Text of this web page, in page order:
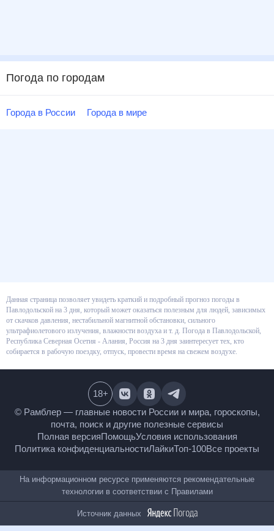
Погода по городам
Города в России Города в мире
Данная страница позволяет увидеть краткий и подробный прогноз
погоды в Павлодольской на 3 дня, который может оказаться полезным
для людей, зависимых от скачков давления, нестабильной магнитной
обстановки, сильного ультрафиолетового излучения, влажности воздуха
и т. д. Погода в Павлодольской, Республика Северная Осетия - Алания,
Россия на 3 дня заинтересует тех, кто собирается в рабочую поездку,
© Рамблер — главные новости России и мира,
гороскопы, почта, поиск и другие полезные сервисы
Полная версияПомощьУсловия использования
Все проекты
18+
На информационном ресурсе применяются
рекомендательные технологии в соответствии с